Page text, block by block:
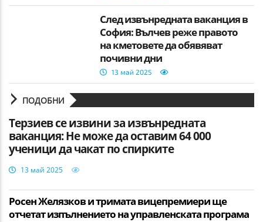
След извънредната ваканция в
София: Вълчев реже правото
на кметовете да обявяват
почивни дни
13 май 2025
ПОДОБНИ
Терзиев се извини за извънредната
ваканция: Не може да оставим 64 000
ученици да чакат по спирките
13 май 2025
Росен Желязков и тримата вицепремиери ще
отчетат изпълнението на управленската програма